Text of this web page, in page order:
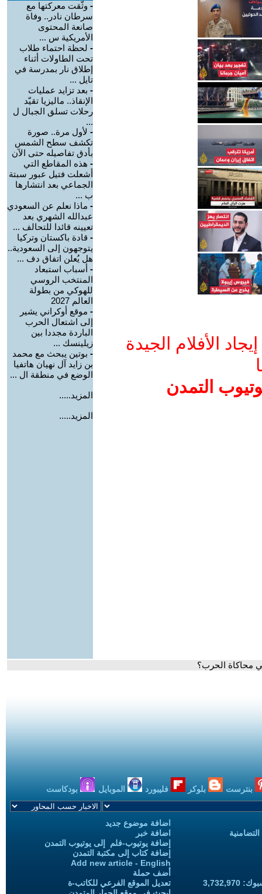
الأفلام الجيدة
التمدن
- وثّقت معركتها مع
سرطان نادر.. وفاة
صانعة المحتوى
الأمريكية س ...
- لحظة احتماء طلاب
تحت الطاولات أثناء
إطلاق نار بمدرسة في
تايل ...
- بعد تزايد عمليات
الإنقاذ.. ماليزيا تقيّد
رحلات تسلق الجبال ل
...
- لأول مرة.. صورة
تكشف سطح الشمس
بأدق تفاصيله حتى الآن
- هذه المقاطع التي
أشعلت فتيل عبور سبتة
الجماعي بعد انتشارها
ب ...
- ماذا نعلم عن السعودي
عبدالله الشهري بعد
تعيينه قائدا للتحالف ...
- قادة باكستان وتركيا
يتوجهون إلى السعودية..
هل يُعلن اتفاق دف ...
- أسباب استبعاد
المنتخب الروسي
للهوكي من بطولة
العالم 2027
- موقع أوكراني يشير
إلى اشتعال الحرب
الباردة مجددا بين
زيلينسك ...
- بوتين يبحث مع محمد
بن زايد آل نهيان هاتفيا
الوضع في منطقة ال ...
المزيد.....
المزيد.....
محاكاة الحرب؟
بنترست بلوكر فليبورد الموبايل بودكاست
اضافة موضوع جديد
اضافة خبر
إضافة يوتيوب-فلم إلى يوتيوب التمدن
إضافة كتاب إلى مكتبة التمدن
Add new article - English
أضف حملة
تعديل الموقع الفرعي للكاتب-ة